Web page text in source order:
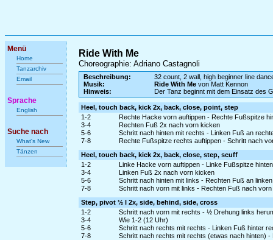
Menü
Home
Tanzarchiv
Email
Sprache
English
Suche nach
What's New
Tänzen
Ride With Me
Choreographie: Adriano Castagnoli
Beschreibung:
32 count, 2 wall, high beginner line
Musik:
Ride With Mevon Matt Kennon
Hinweis:
Der Tanz beginnt mit dem Einsatz des
Heel, touch back, kick 2x, back, close, point, step
1-2
Rechte Hacke vorn auftippen - Rechte Fußspitze
3-4
Rechten Fuß 2x nach vorn kicken
5-6
Schritt nach hinten mit rechts - Linken Fuß an
7-8
Rechte Fußspitze rechts auftippen - Schritt nach
Heel, touch back, kick 2x, back, close, step, scuff
1-2
Linke Hacke vorn auftippen - Linke Fußspitze
3-4
Linken Fuß 2x nach vorn kicken
5-6
Schritt nach hinten mit links - Rechten Fuß an
7-8
Schritt nach vorn mit links - Rechten Fuß nach
Step, pivot ½ l 2x, side, behind, side, cross
1-2
Schritt nach vorn mit rechts - ½ Drehung links
3-4
Wie 1-2 (12 Uhr)
5-6
Schritt nach rechts mit rechts - Linken Fuß hinter
7-8
Schritt nach rechts mit rechts (etwas nach hinten)